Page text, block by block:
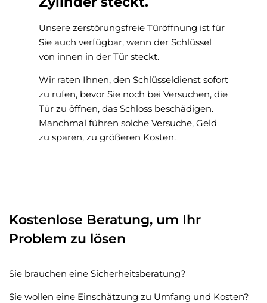
Unsere zerstörungsfreie Türöffnung ist für
Sie auch verfügbar, wenn der Schlüssel
von innen in der Tür steckt.
Wir raten Ihnen, den Schlüsseldienst sofort
zu rufen, bevor Sie noch bei Versuchen, die
Tür zu öffnen, das Schloss beschädigen.
Manchmal führen solche Versuche, Geld
zu sparen, zu größeren Kosten.
Kostenlose Beratung, um Ihr
Problem zu lösen
Sie brauchen eine Sicherheitsberatung?
Sie wollen eine Einschätzung zu Umfang und Kosten?